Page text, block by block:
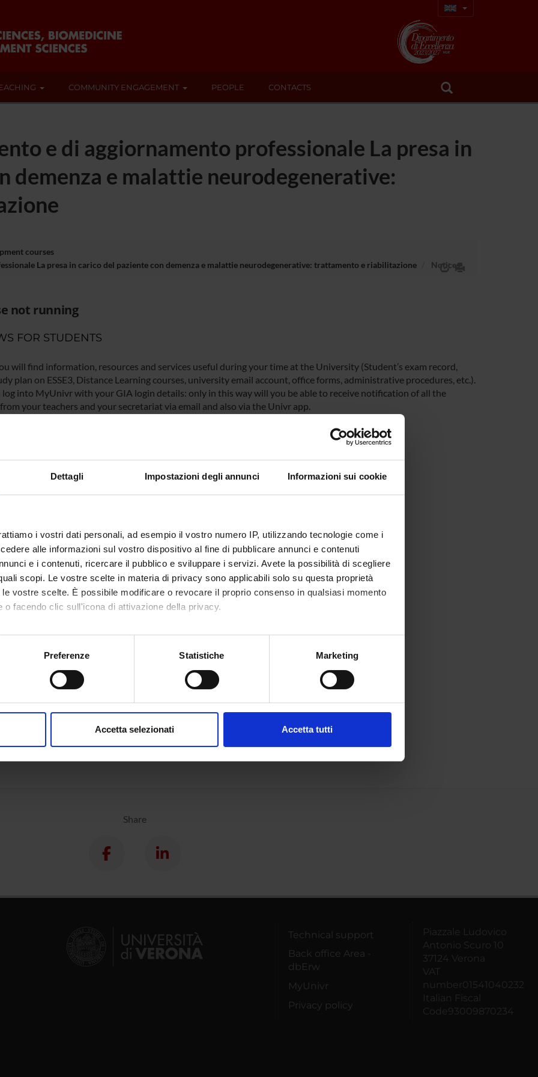
Dettagli Impostazioni degli annunci Informazioni sui cookie
i vostri dati personali, ad esempio il vostro numero IP, utilizzando tecnologie come i
alle informazioni sul vostro dispositivo al fine di pubblicare annunci e contenuti
e i contenuti, ricercare il pubblico e sviluppare i servizi. Avete la possibilità di scegliere
scopi. Le vostre scelte in materia di privacy sono applicabili solo su questa proprietà
vostre scelte. È possibile modificare o revocare il proprio consenso in qualsiasi momento
o facendo clic sull'icona di attivazione della privacy.
anche:
sulla tua posizione geografica, con un'approssimazione di qualche metro,
in qualsiasi momento dalla Dichiarazione sui cookie.
Preferenze Statistiche Marketing
Accetta selezionati Accetta tutti
COMMUNITY ENGAGEMENT PEOPLE CONTACTS
e di aggiornamento professionale La presa in
demenza e malattie neurodegenerative:
courses
La presa in carico del paziente con demenza e malattie neurodegenerative: trattamento e riabilitazione
Notices
not running
FOR STUDENTS
will find information, resources and services useful during your time at the University (Student’s exam record,
plan on ESSE3, Distance Learning courses, university email account, office forms, administrative procedures, etc.).
log into MyUnivr with your GIA login details: only in this way will you be able to receive notification of all the
your teachers and your secretariat via email and also via the Univr app.
Share
Technical support
Back office Area -
dbErw
MyUnivr
Privacy policy
Piazzale Ludovico
Antonio Scuro 10
37124 Verona
VAT
number01541040232
Italian Fiscal
Code93009870234